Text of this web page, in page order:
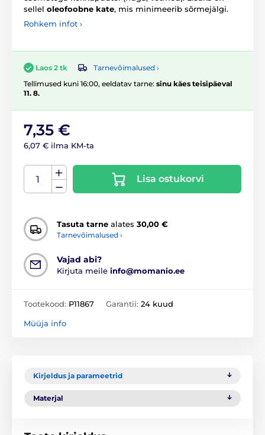
sellel oleofoobne kate, mis minimeerib sõrmejälgi.
Rohkem infot ›
Laos 2 tk
Tarnevõimalused ›
Tellimused kuni 16:00, eeldatav tarne: sinu käes teisipäeval
11. 8.
7,35 €
6,07 € ilma KM-ta
Lisa ostukorvi
Tasuta tarne alates 30,00 €
Tarnevõimalused ›
Vajad abi?
Kirjuta meile info@momanio.ee
Tootekood: P11867 Garantii: 24 kuud
Müüja info
Kirjeldus ja parameetrid
Materjal